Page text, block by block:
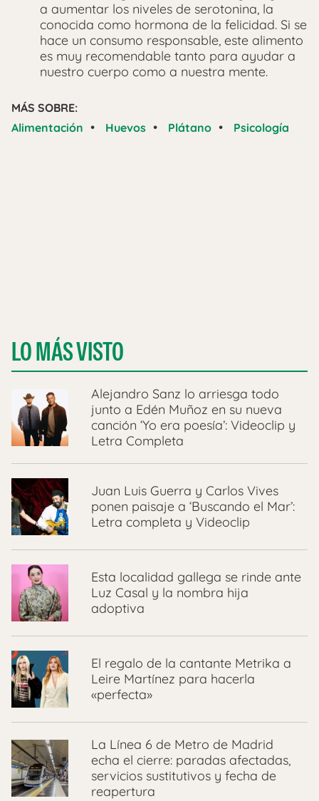
a aumentar los niveles de serotonina, la
conocida como hormona de la felicidad. Si se
hace un consumo responsable, este alimento
es muy recomendable tanto para ayudar a
nuestro cuerpo como a nuestra mente.
MÁS SOBRE:
Alimentación • Huevos • Plátano • Psicología
LO MÁS VISTO
Alejandro Sanz lo arriesga todo
junto a Edén Muñoz en su nueva
canción ‘Yo era poesía’: Videoclip y
Letra Completa
Juan Luis Guerra y Carlos Vives
ponen paisaje a ‘Buscando el Mar’:
Letra completa y Videoclip
Esta localidad gallega se rinde ante
Luz Casal y la nombra hija
adoptiva
El regalo de la cantante Metrika a
Leire Martínez para hacerla
«perfecta»
La Línea 6 de Metro de Madrid
echa el cierre: paradas afectadas,
servicios sustitutivos y fecha de
reapertura